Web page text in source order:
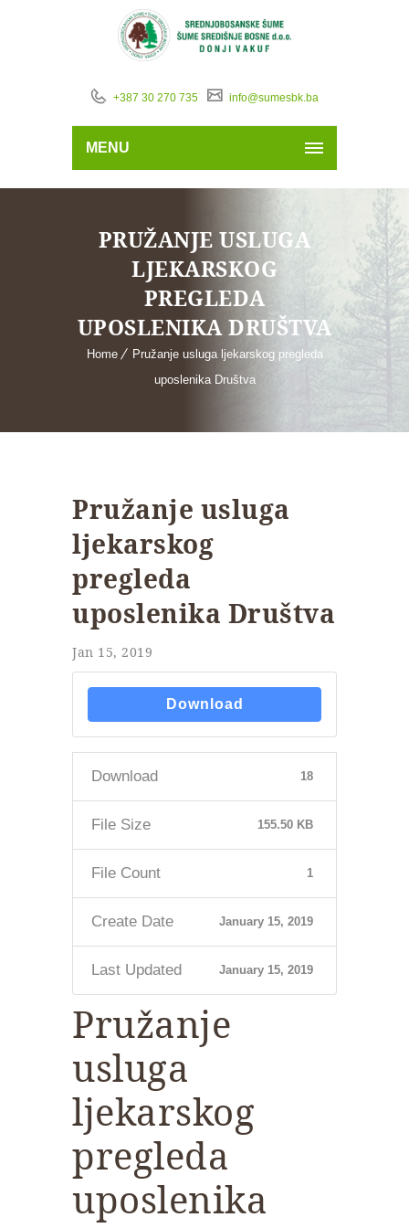
+387 30 270 735 info@sumesbk.ba
MENU
PRUŽANJE USLUGA
LJEKARSKOG
PREGLEDA
UPOSLENIKA DRUŠTVA
Home
Pružanje usluga ljekarskog pregleda
uposlenika Društva
Pružanje usluga
ljekarskog
pregleda
uposlenika Društva
Jan 15, 2019
Download
Download 18
File Size 155.50 KB
File Count 1
Create Date January 15, 2019
Last Updated January 15, 2019
Pružanje
usluga
ljekarskog
pregleda
uposlenika